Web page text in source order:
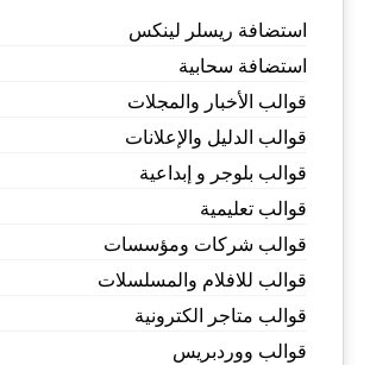
استضافة ريسلر لينكس
استضافة سحابية
قوالب الأخبار والمجلات
قوالب الدليل والإعلانات
قوالب بلوجر و إبداعية
قوالب تعليمية
قوالب شركات ومؤسسات
قوالب للافلام والمسلسلات
قوالب متاجر الكترونية
قوالب ووردبريس